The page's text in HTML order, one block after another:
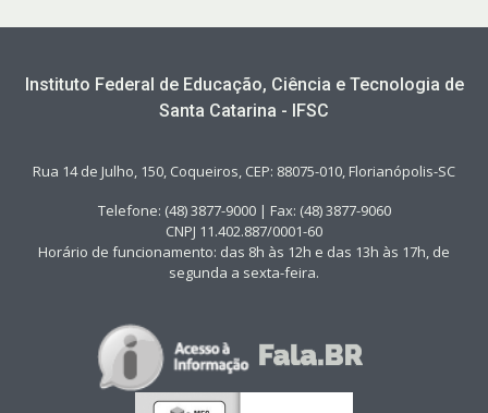
Instituto Federal de Educação, Ciência e Tecnologia de
Santa Catarina - IFSC
Rua 14 de Julho, 150, Coqueiros, CEP: 88075-010, Florianópolis-SC
Telefone: (48) 3877-9000 | Fax: (48) 3877-9060
CNPJ 11.402.887/0001-60
Horário de funcionamento: das 8h às 12h e das 13h às 17h, de
segunda a sexta-feira.